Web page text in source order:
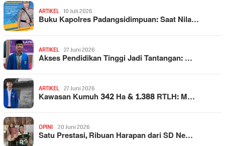
ARTIKEL 10 Juli 2026
Buku Kapolres Padangsidimpuan: Saat Nila…
ARTIKEL 27 Juni 2026
Akses Pendidikan Tinggi Jadi Tantangan: …
ARTIKEL 27 Juni 2026
Kawasan Kumuh 342 Ha & 1.388 RTLH: M…
OPINI 20 Juni 2026
Satu Prestasi, Ribuan Harapan dari SD Ne…